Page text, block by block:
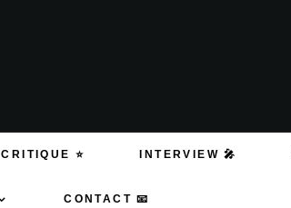
CRITIQUE ⭐ INTERVIEW 🎤
CONTACT 📧